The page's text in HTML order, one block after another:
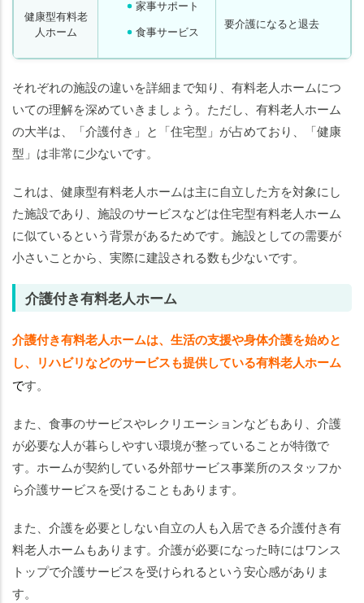
健康型有料老
人ホーム
家事サポート
食事サービス
要介護になると退去
それぞれの施設の違いを詳細まで知り、有料老人ホームにつ
いての理解を深めていきましょう。ただし、有料老人ホーム
の大半は、「介護付き」と「住宅型」が占めており、「健康
型」は非常に少ないです。
これは、健康型有料老人ホームは主に自立した方を対象にし
た施設であり、施設のサービスなどは住宅型有料老人ホーム
に似ているという背景があるためです。施設としての需要が
小さいことから、実際に建設される数も少ないです。
介護付き有料老人ホーム
介護付き有料老人ホームは、生活の支援や身体介護を始めと
し、リハビリなどのサービスも提供している有料老人ホーム
です。
また、食事のサービスやレクリエーションなどもあり、介護
が必要な人が暮らしやすい環境が整っていることが特徴で
す。ホームが契約している外部サービス事業所のスタッフか
ら介護サービスを受けることもあります。
また、介護を必要としない自立の人も入居できる介護付き有
料老人ホームもあります。介護が必要になった時にはワンス
トップで介護サービスを受けられるという安心感がありま
す。